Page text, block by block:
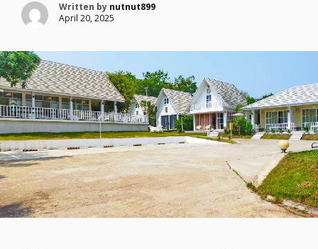
Written by nutnut899
April 20, 2025